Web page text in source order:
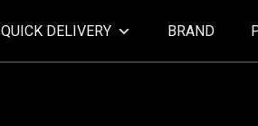
QUICK DELIVERY BRAND